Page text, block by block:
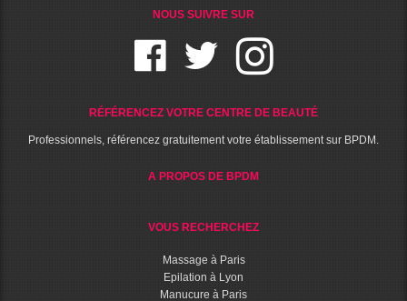
NOUS SUIVRE SUR
RÉFÉRENCEZ VOTRE CENTRE DE BEAUTÉ
Professionnels, référencez gratuitement votre établissement sur BPDM.
A PROPOS DE BPDM
VOUS RECHERCHEZ
Massage à Paris
Epilation à Lyon
Manucure à Paris